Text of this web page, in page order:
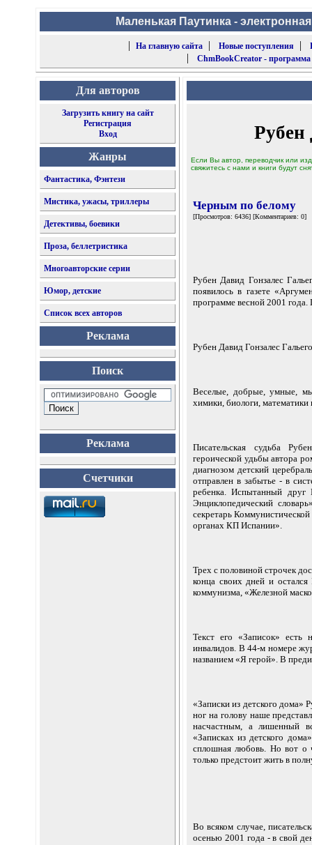
Маленькая Паутинка -
|
На главную сайта| Новые поступления |
| ChmBookCreator -
Для авторов
Загрузить книгу на сайт
Регистрация
Вход
Жанры
Фантастика, Фэнтези
Мистика, ужасы, триллеры
Детективы, боевики
Проза, беллетристика
Многоавторские серии
Юмор, детские
Список всех авторов
Реклама
Поиск
Реклама
Счетчики
Рубен
Если Вы автор, переводчик или
свяжитесь с нами и книги будут
Черным по белому
[Просмотров: 6436] [Комментариев: 0]
Рубен Давид Гонзалес
появилось в газете
программе весной 2001 года.
Рубен Давид Гонзалес
Веселые, добрые, умные,
химики, биологи,
Писательская судьба
героической удьбы автора
диагнозом детский
отправлен в забытье - в
ребенка. Испытанный друг
Энциклопедический
секретарь
органах КП Испании».
Трех с половиной строчек
конца своих дней и
коммунизма, «Железной
Текст его «Записок» есть
инвалидов. В 44-м номере
названием «Я герой». В
«Записки из детского дома»
ног на голову наше
насчастным, а лишенный
«Записках из детского
сплошная любовь. Но вот о
только предстоит жить в
Во всяком случае,
осенью 2001 года - в свой